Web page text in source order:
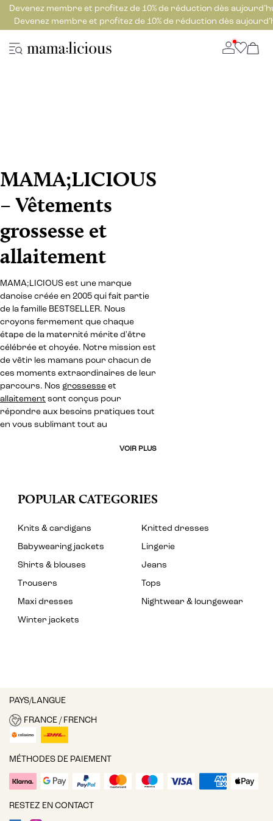
Devenez membre et profitez de 10% de réduction dès
Devenez membre et profitez de 10% de réduction dès
MAMA;LICIOUS
– Vêtements
grossesse et
allaitement
MAMA;LICIOUS est une marque
danoise créée en 2005 qui fait partie
de la famille BESTSELLER. Nous
croyons fermement que chaque
étape de la maternité mérite d'être
célébrée et choyée. Notre mission est
de vêtir les mamans pour chacun de
ces moments extraordinaires de leur
parcours. Nos grossesse et
allaitement sont conçus pour
répondre aux besoins pratiques tout
en vous sublimant tout au
VOIR PLUS
POPULAR CATEGORIES
Knits & cardigans
Knitted dresses
Babywearing jackets
Lingerie
Shirts & blouses
Jeans
Trousers
Tops
Maxi dresses
Nightwear & loungewear
Winter jackets
PAYS/LANGUE
FRANCE / FRENCH
MÉTHODES DE PAIEMENT
RESTEZ EN CONTACT